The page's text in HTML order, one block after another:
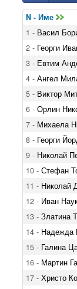
N - Име
1 - Васил
2 - Георги
3 - Евтим
4 - Ангел
5 - Виктор
6 - Орлин
7 - Михаела
8 - Георги
9 - Николай
10 - Стефан
11 - Николай
12 - Иван
13 - Златина
14 - Надежда
15 - Галина
16 - Мартин
17 - Христо